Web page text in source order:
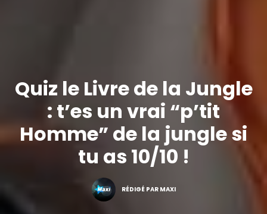
Quiz le Livre de la Jungle
: t’es un vrai “p’tit
Homme” de la jungle si
tu as 10/10 !
RÉDIGÉ PAR MAXI